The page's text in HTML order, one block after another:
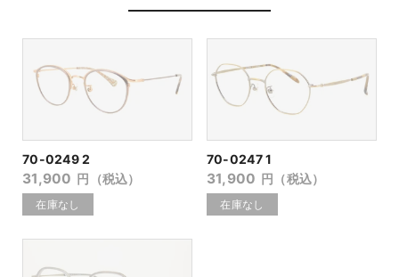
70-0249 2
31,900 円（税込）
70-0247 1
31,900 円（税込）